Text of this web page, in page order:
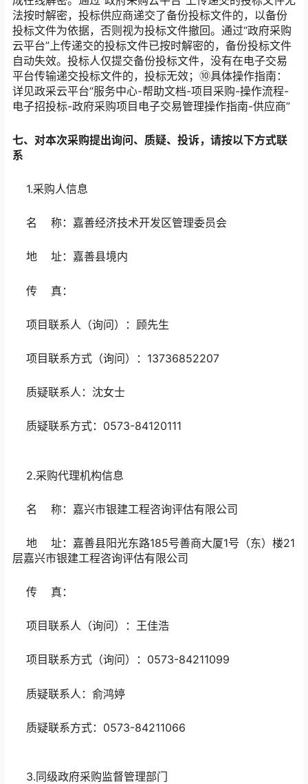
法按时解密，投标供应商递交了备份投标文件的，以备份
投标文件为依据，否则视为投标文件撤回。通过“政府采购
云平台”上传递交的投标文件已按时解密的，备份投标文件
自动失效。投标人仅提交备份投标文件，没有在电子交易
平台传输递交投标文件的，投标无效；⑩具体操作指南：
详见政采云平台“服务中心-帮助文档-项目采购-操作流程-
电子招投标-政府采购项目电子交易管理操作指南-供应商”
七、对本次采购提出询问、质疑、投诉，请按以下方式联
系
1.采购人信息
名 称：嘉善经济技术开发区管理委员会
地 址：嘉善县境内
传 真：
项目联系人（询问）：顾先生
项目联系方式（询问）：13736852207
质疑联系人：沈女士
质疑联系方式：0573-84120111
2.采购代理机构信息
名 称：嘉兴市银建工程咨询评估有限公司
地 址：嘉善县阳光东路185号善商大厦1号（东）楼21
层嘉兴市银建工程咨询评估有限公司
传 真：
项目联系人（询问）：王佳浩
项目联系方式（询问）：0573-84211099
质疑联系人：俞鸿婷
质疑联系方式：0573-84211066
3.同级政府采购监督管理部门